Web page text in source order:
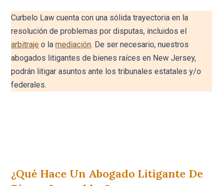
Curbelo Law cuenta con una sólida trayectoria en la
resolución de problemas por disputas, incluidos el
arbitraje o lamediación. De ser necesario, nuestros
abogados litigantes de bienes raíces en New Jersey,
podrán litigar asuntos ante los tribunales estatales y/o
federales.
¿Qué Hace Un Abogado Litigante De